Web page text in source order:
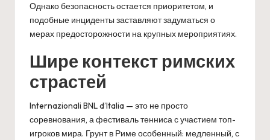
Однако безопасность остается приоритетом, и
подобные инциденты заставляют задуматься о
мерах предосторожности на крупных мероприятиях.
Шире контекст римских
страстей
Internazionali BNL d’Italia — это не просто
соревнования, а фестиваль тенниса с участием топ-
игроков мира. Грунт в Риме особенный: медленный, с